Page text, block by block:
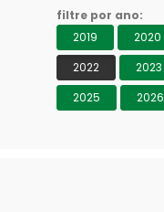
filtre por ano:
2019
2020
2022
2023
2025
2026
Minério de
Cobre